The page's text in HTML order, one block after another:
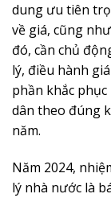
dung ưu tiên
về giá, cũng
đó, cần chủ
lý, điều hành
phần khắc
dân theo đúng
năm.
Năm 2024,
lý nhà nước là